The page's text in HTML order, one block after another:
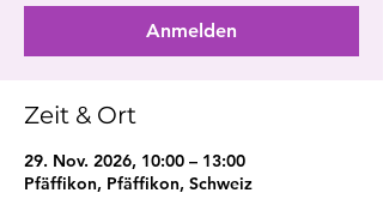
Anmelden
Zeit & Ort
29. Nov. 2026, 10:00 – 13:00
Pfäffikon, Pfäffikon, Schweiz